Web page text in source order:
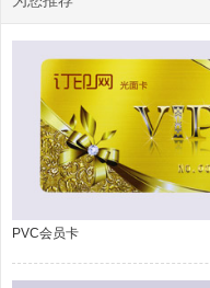
PVC会员卡